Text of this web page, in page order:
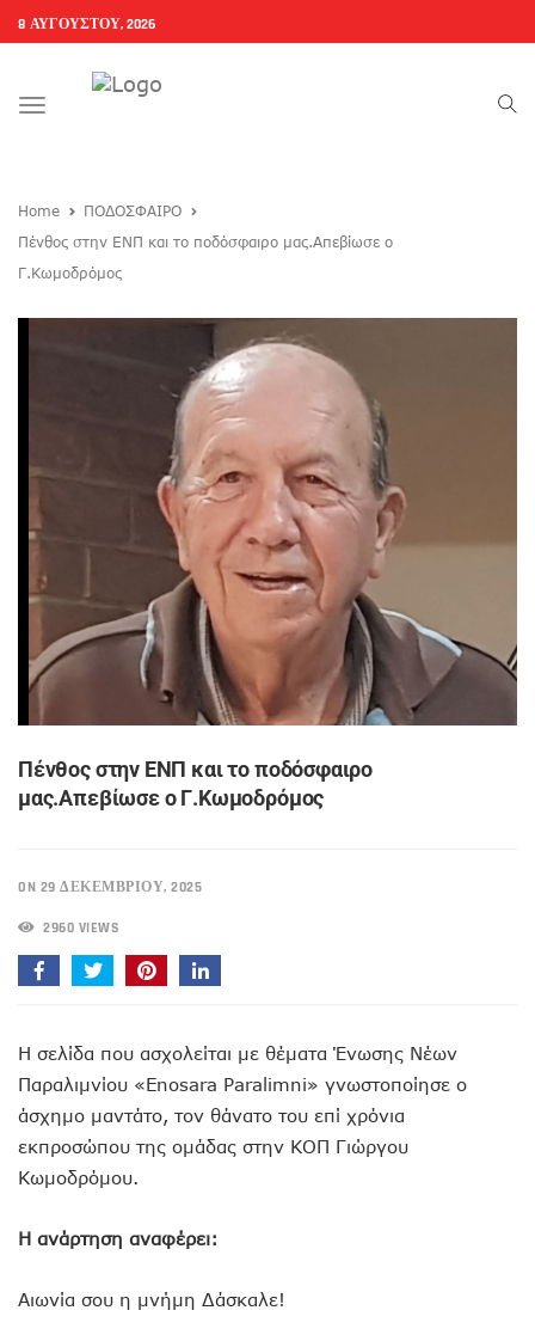
8 ΑΥΓΟΎΣΤΟΥ, 2026
Toggle
Home
ΠΟΔΟΣΦΑΙΡΟ
Πένθος στην ΕΝΠ και το ποδόσφαιρο μας.Απεβίωσε ο
Γ.Κωμοδρόμος
Πένθος στην ΕΝΠ και το ποδόσφαιρο
μας.Απεβίωσε ο Γ.Κωμοδρόμος
ON 29 ΔΕΚΕΜΒΡΊΟΥ, 2025
2960 VIEWS
Η σελίδα που ασχολείται με θέματα Ένωσης Νέων
Παραλιμνίου «Enosara Paralimni» γνωστοποίησε ο
άσχημο μαντάτο, τον θάνατο του επί χρόνια
εκπροσώπου της ομάδας στην ΚΟΠ Γιώργου
Κωμοδρόμου.
Η ανάρτηση αναφέρει:
Αιωνία σου η μνήμη Δάσκαλε!